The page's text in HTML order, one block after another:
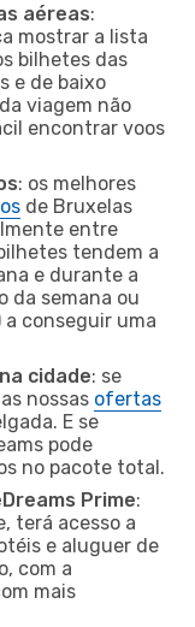
aéreas:
mostrar a lista
bilhetes das
e de baixo
viagem não
encontrar voos
: os melhores
de Bruxelas
entre
tendem a
e durante a
da semana ou
conseguir uma
cidade: se
nossas ofertas
E se
pode
no pacote total.
Prime:
terá acesso a
e aluguer de
com a
mais